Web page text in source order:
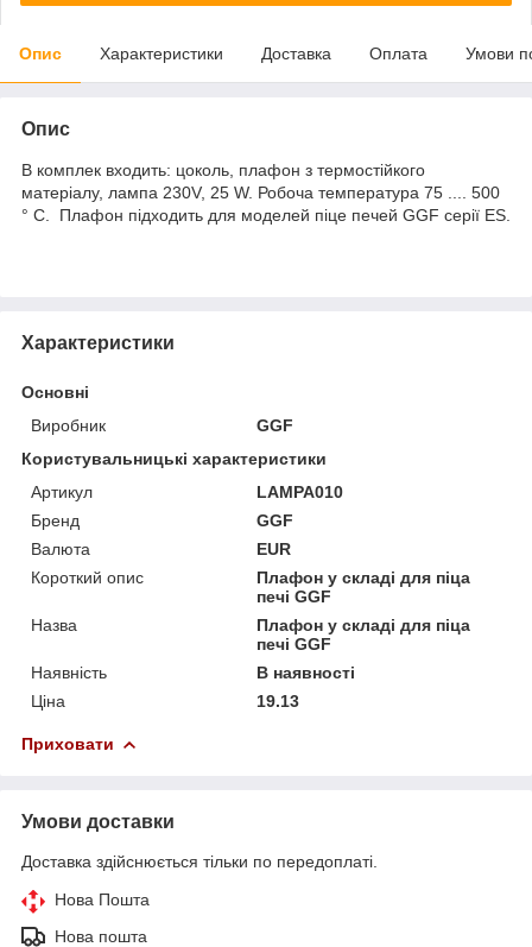
Опис Характеристики Доставка Оплата Умови
Опис
В комплек входить: цоколь, плафон з термостійкого
матеріалу, лампа 230V, 25 W. Робоча температура 75 .... 500
° С. Плафон підходить для моделей піце печей GGF серії ES.
Характеристики
Основні
Виробник
GGF
Користувальницькі характеристики
Артикул
LAMPA010
Бренд
GGF
Валюта
EUR
Короткий опис
Плафон у складі для піца
печі GGF
Назва
Плафон у складі для піца
печі GGF
Наявність
В наявності
Ціна
19.13
Приховати
Умови доставки
Доставка здійснюється тільки по передоплаті.
Нова Пошта
Нова пошта